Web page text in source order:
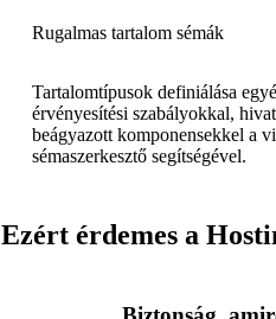
Rugalmas tartalom sémák
Tartalomtípusok definiálása
érvényesítési szabályokkal,
beágyazott komponensekkel a
sémaszerkesztő segítségével.
Ezért érdemes a